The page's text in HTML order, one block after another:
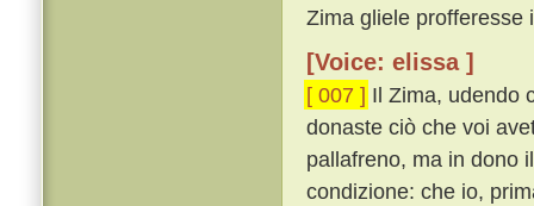
Zima gliele profferesse
[Voice: elissa ]
[ 007 ] Il Zima, udendo
donaste ciò che voi
pallafreno, ma in dono
condizione: che io,